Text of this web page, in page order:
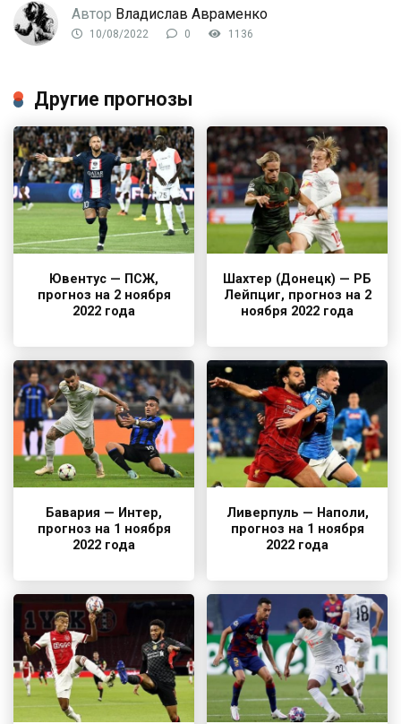
Автор Владислав Авраменко
10/08/2022 0 1136
Другие прогнозы
Ювентус — ПСЖ,
прогноз на 2 ноября
2022 года
Шахтер (Донецк) — РБ
Лейпциг, прогноз на 2
ноября 2022 года
Бавария — Интер,
прогноз на 1 ноября
2022 года
Ливерпуль — Наполи,
прогноз на 1 ноября
2022 года